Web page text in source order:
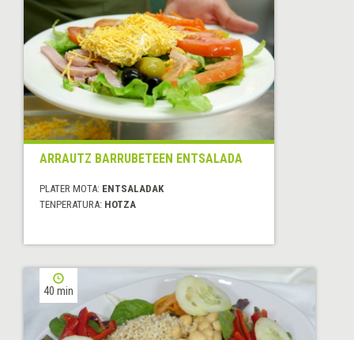
ARRAUTZ BARRUBETEEN ENTSALADA
PLATER MOTA: ENTSALADAK
TENPERATURA: HOTZA
40 min